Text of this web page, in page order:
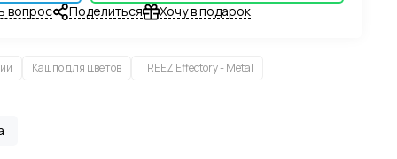
вопрос Поделиться Хочу в подарок
Кашпо для цветов TREEZ Effectory - Metal